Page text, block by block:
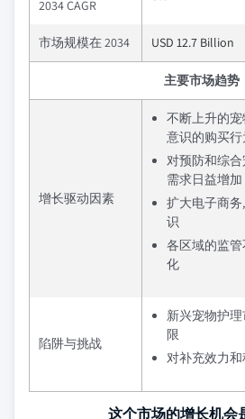
2034 CAGR
市场规模在 2034 USD 12.7 Billion
主要市场趋势
增长驱动因素
不断上升的
意识的购买行
对预防和综
需求日益增加
扩大电子商
识
各区域的监
化
陷阱与挑战
新兴宠物护
限
对补充效力
这个市场的增长机会